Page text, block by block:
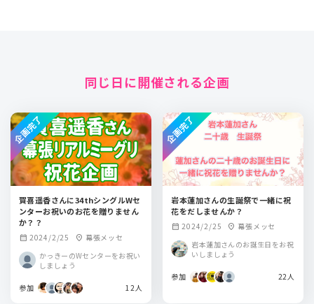
同じ日に開催される企画
賀喜遥香さんに34thシングルWセ
ンターお祝いのお花を贈りません
か？？
calendar_month 2024/2/25 location_on 幕張メッセ
かっきーのWセンターをお祝い
しましょう
参加 12人
企画完了
岩本蓮加さんの生誕祭で一緒に祝
花をだしませんか？
calendar_month 2024/2/25 location_on 幕張メッセ
岩本蓮加さんのお誕生日をお祝
いしましょう
参加 22人
企画完了